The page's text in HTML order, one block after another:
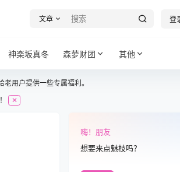
文章 登
神楽坂真冬 森萝财团 其他
用户提供一些专属福利。
✕
嗨！朋友
想要来点魅枝吗？